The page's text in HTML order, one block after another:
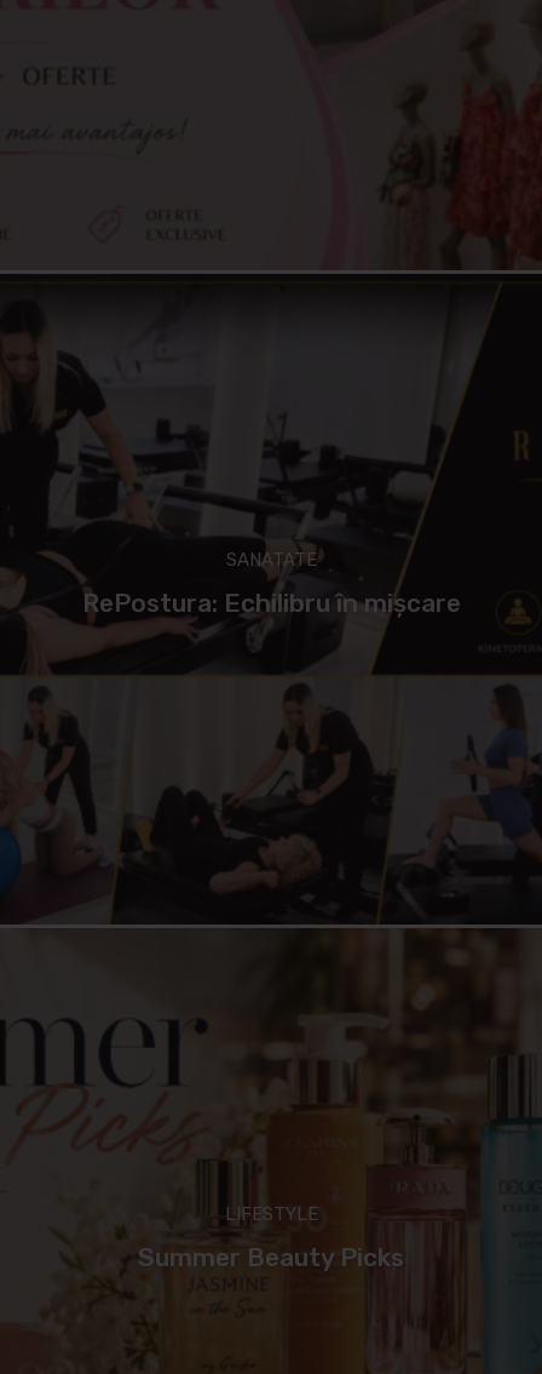
SANATATE
RePostura: Echilibru în mișcare
LIFESTYLE
Summer Beauty Picks